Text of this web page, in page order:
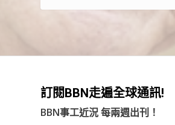
訂閱BBN走遍全球通訊!
BBN事工近況 每兩週出刊！